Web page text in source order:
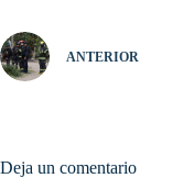
ANTERIOR
Deja un comentario